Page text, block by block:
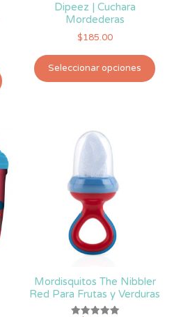
producto
opciones
se
pueden
elegir
en
producto
Dipeez | Cuchara
Mordederas
$185.00
Seleccionar opciones
Mordisquitos The Nibbler
Red Para Frutas y Verduras